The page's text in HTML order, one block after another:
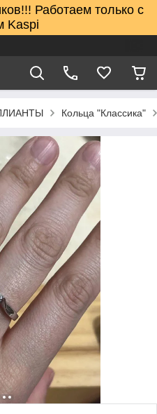
Работаем только с
Kaspi
Кольца "Классика"